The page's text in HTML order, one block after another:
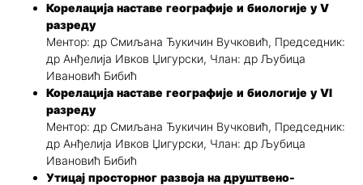
Корелација наставе географије и биологије у V
разреду
Ментор: др Смиљана Ђукичин Вучковић, Председник:
др Анђелија Ивков Џигурски, Члан: др Љубица
Ивановић Бибић
Корелација наставе географије и биологије у VI
разреду
Ментор: др Смиљана Ђукичин Вучковић, Председник:
др Анђелија Ивков Џигурски, Члан: др Љубица
Ивановић Бибић
Утицај просторног развоја на друштвено-